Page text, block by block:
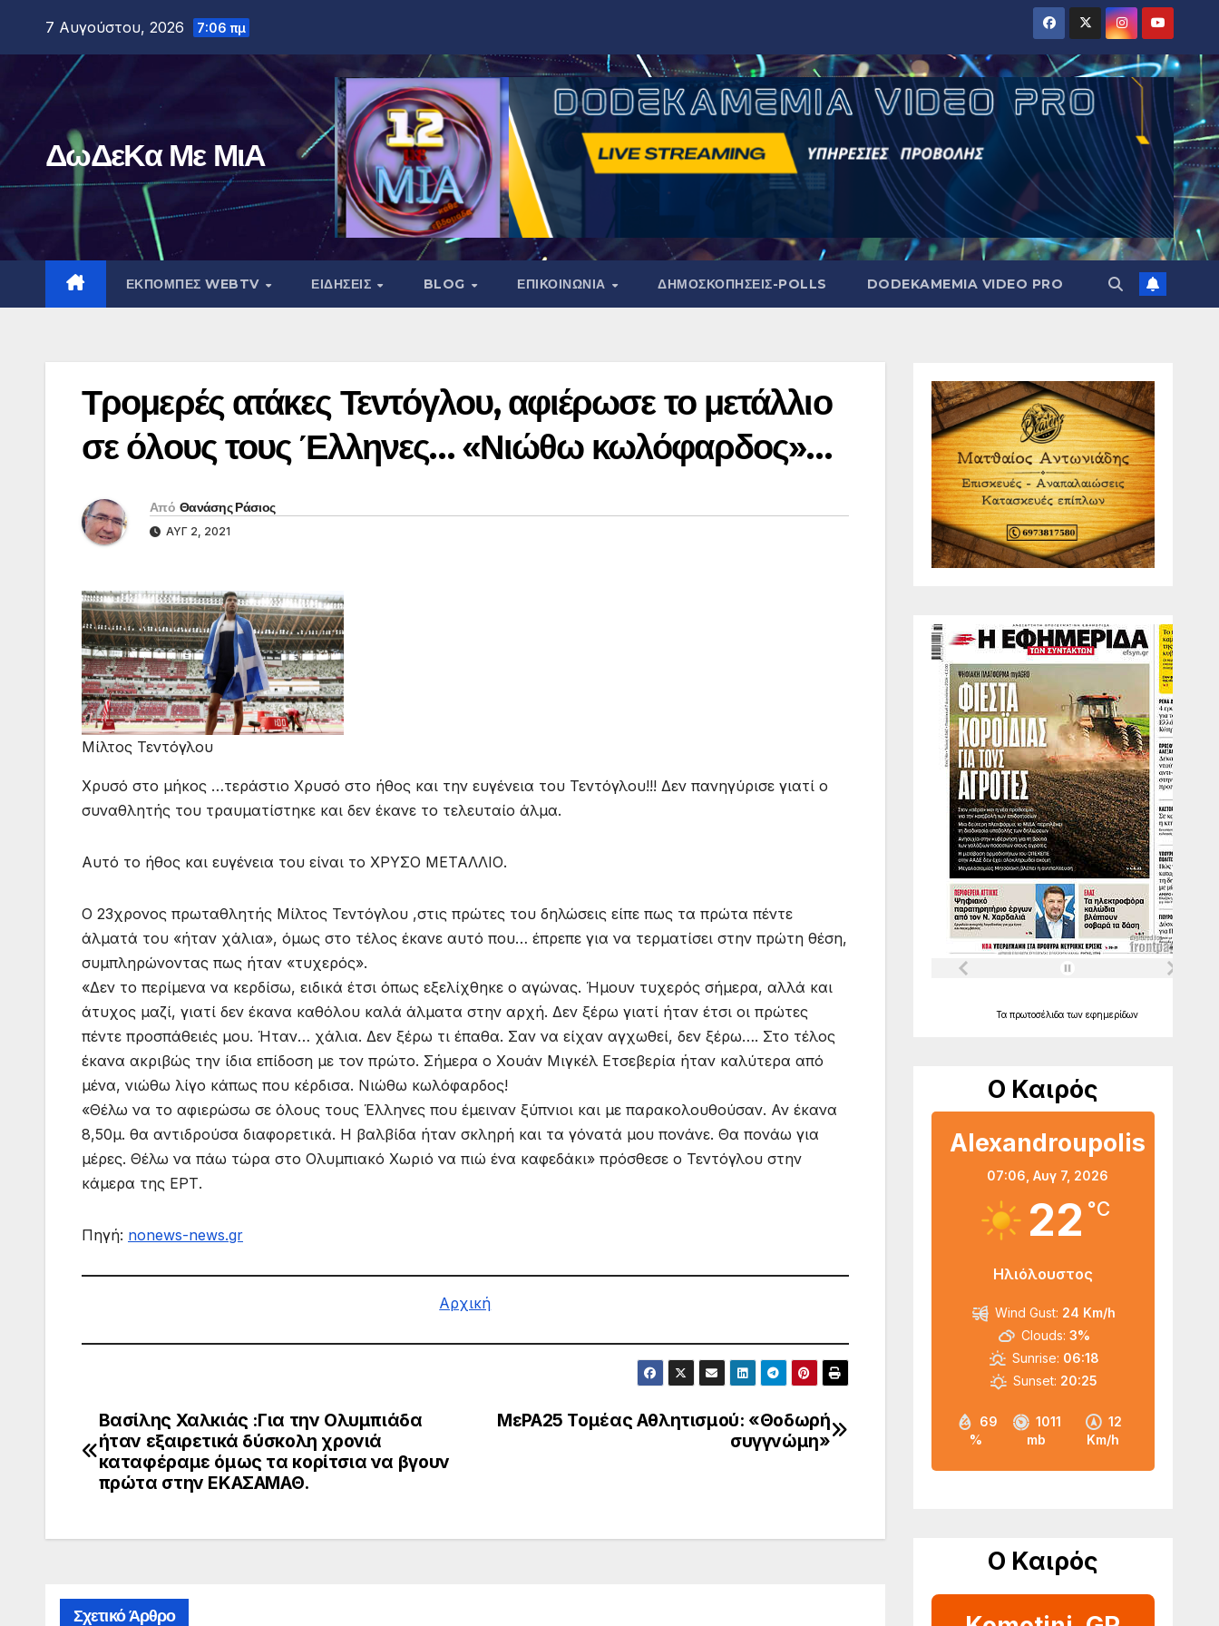
περιεχόμενο
7 Αυγούστου, 2026 7:06 πμ
ΔωΔεΚα Με ΜιΑ
ΕΚΠΟΜΠΕΣ WEBTV ΕΙΔΗΣΕΙΣ BLOG ΕΠΙΚΟΙΝΩΝΙΑ ΔΗΜΟΣΚΟΠΉΣΕΙΣ-POLLS DODEKAMEMIA VIDEO PRO
Τρομερές ατάκες Τεντόγλου, αφιέρωσε το μετάλλιο
σε όλους τους Έλληνες… «Νιώθω κωλόφαρδος»…
Από Θανάσης Ράσιος
ΑΥΓ 2, 2021
Μίλτος Τεντόγλου
Χρυσό στο μήκος …τεράστιο Χρυσό στο ήθος και την ευγένεια του Τεντόγλου!!! Δεν πανηγύρισε γιατί ο
συναθλητής του τραυματίστηκε και δεν έκανε το τελευταίο άλμα.
Αυτό το ήθος και ευγένεια του είναι το ΧΡΥΣΟ ΜΕΤΑΛΛΙΟ.
Ο 23χρονος πρωταθλητής Μίλτος Τεντόγλου ,στις πρώτες του δηλώσεις είπε πως τα πρώτα πέντε
άλματά του «ήταν χάλια», όμως στο τέλος έκανε αυτό που… έπρεπε για να τερματίσει στην πρώτη θέση,
συμπληρώνοντας πως ήταν «τυχερός».
«Δεν το περίμενα να κερδίσω, ειδικά έτσι όπως εξελίχθηκε ο αγώνας. Ήμουν τυχερός σήμερα, αλλά και
άτυχος μαζί, γιατί δεν έκανα καθόλου καλά άλματα στην αρχή. Δεν ξέρω γιατί ήταν έτσι οι πρώτες
πέντε προσπάθειές μου. Ήταν… χάλια. Δεν ξέρω τι έπαθα. Σαν να είχαν αγχωθεί, δεν ξέρω…. Στο τέλος
έκανα ακριβώς την ίδια επίδοση με τον πρώτο. Σήμερα ο Χουάν Μιγκέλ Ετσεβερία ήταν καλύτερα από
μένα, νιώθω λίγο κάπως που κέρδισα. Νιώθω κωλόφαρδος!
«Θέλω να το αφιερώσω σε όλους τους Έλληνες που έμειναν ξύπνιοι και με παρακολουθούσαν. Αν έκανα
8,50μ. θα αντιδρούσα διαφορετικά. Η βαλβίδα ήταν σκληρή και τα γόνατά μου πονάνε. Θα πονάω για
μέρες. Θέλω να πάω τώρα στο Ολυμπιακό Χωριό να πιώ ένα καφεδάκι» πρόσθεσε ο Τεντόγλου στην
κάμερα της ΕΡΤ.
Πηγή: nonews-news.gr
Αρχική
Πλοήγηση
άρθρων
ΜεΡΑ25 Τομέας Αθλητισμού: «Θοδωρή
συγγνώμη»
Βασίλης Χαλκιάς :Για την Ολυμπιάδα
ήταν εξαιρετικά δύσκολη χρονιά
καταφέραμε όμως τα κορίτσια να βγουν
πρώτα στην ΕΚΑΣΑΜΑΘ.
Σχετικό Άρθρο
Τα πρωτοσέλιδα των εφημερίδων
Ο Καιρός
Alexandroupolis
07:06, Αυγ 7, 2026
22 °C
Ηλιόλουστος
69
%
1011
mb
12
Km/h
Wind Gust: 24 Km/h
Clouds: 3%
Sunrise: 06:18
Sunset: 20:25
Ο Καιρός